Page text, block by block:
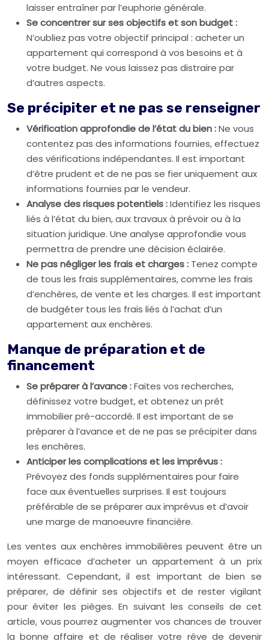
laisser entraîner par l’euphorie générale.
Se concentrer sur ses objectifs et son budget :
N’oubliez pas votre objectif principal : acheter un
appartement qui correspond à vos besoins et à
votre budget. Ne vous laissez pas distraire par
d’autres aspects.
Se précipiter et ne pas se renseigner
Vérification approfondie de l’état du bien :Ne vous
contentez pas des informations fournies, effectuez
des vérifications indépendantes. Il est important
d’être prudent et de ne pas se fier uniquement aux
informations fournies par le vendeur.
Analyse des risques potentiels :Identifiez les risques
liés à l’état du bien, aux travaux à prévoir ou à la
situation juridique. Une analyse approfondie vous
permettra de prendre une décision éclairée.
Ne pas négliger les frais et charges : Tenez compte
de tous les frais supplémentaires, comme les frais
d’enchères, de vente et les charges. Il est important
de budgéter tous les frais liés à l’achat d’un
appartement aux enchères.
Manque de préparation et de
financement
Se préparer à l’avance :Faites vos recherches,
définissez votre budget, et obtenez un prêt
immobilier pré-accordé. Il est important de se
préparer à l’avance et de ne pas se précipiter dans
les enchères.
Anticiper les complications et les imprévus :
Prévoyez des fonds supplémentaires pour faire
face aux éventuelles surprises. Il est toujours
préférable de se préparer aux imprévus et d’avoir
une marge de manoeuvre financière.
Les ventes aux enchères immobilières peuvent être un
moyen efficace d’acheter un appartement à un prix
intéressant. Cependant, il est important de bien se
préparer, de définir ses objectifs et de rester vigilant
pour éviter les pièges. En suivant les conseils de cet
article, vous pourrez augmenter vos chances de trouver
la bonne affaire et de réaliser votre rêve de devenir